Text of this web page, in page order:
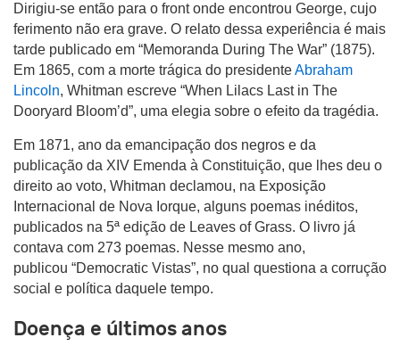
Dirigiu-se então para o front onde encontrou George, cujo
ferimento não era grave. O relato dessa experiência é mais
tarde publicado em “Memoranda During The War” (1875).
Em 1865, com a morte trágica do presidenteAbraham
Lincoln, Whitman escreve “When Lilacs Last in The
Dooryard Bloom’d”, uma elegia sobre o efeito da tragédia.
Em 1871, ano da emancipação dos negros e da
publicação da XIV Emenda à Constituição, que lhes deu o
direito ao voto, Whitman declamou, na Exposição
Internacional de Nova Iorque, alguns poemas inéditos,
publicados na 5ª edição de Leaves of Grass. O livro já
contava com 273 poemas. Nesse mesmo ano,
publicou “Democratic Vistas”, no qual questiona a corrução
social e política daquele tempo.
Doença e últimos anos